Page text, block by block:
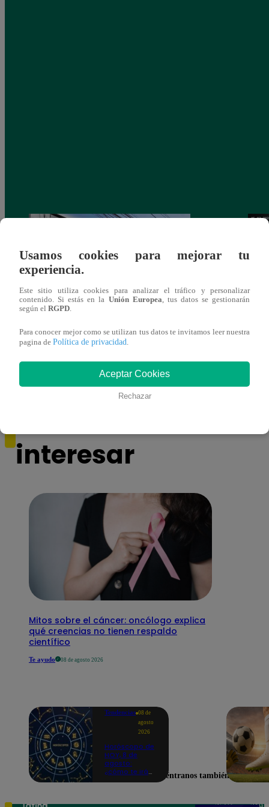
Asesinan a comerciante ferretero dentro de
galería en San Juan de Lurigancho
interesar
Mitos sobre el cáncer: oncólogo explica
qué creencias no tienen respaldo
científico
Te ayudo 08 de agosto 2026
Tendencias 08 de
agosto
2026
Horóscopo de
HOY, 8 de
agosto:
¿cómo te irá
Usamos cookies para mejorar tu
experiencia.
Este sitio utiliza cookies para analizar el tráfico y personalizar
contenido. Si estás en la Unión Europea , tus datos se gestionarán
según el RGPD
Para conocer mejor como se utilizan tus datos te invitamos leer nuestra
pagina de Política de privacidad
Aceptar Cookies
Rechazar
Encuéntranos también en